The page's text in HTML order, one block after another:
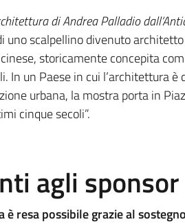
di Andrea Palladio
uno scalpellino divenuto
storicamente concepita
In un Paese in cui l’architettura
urbana, la mostra porta in
cinque secoli”.
agli sponsor
resa possibile grazie al